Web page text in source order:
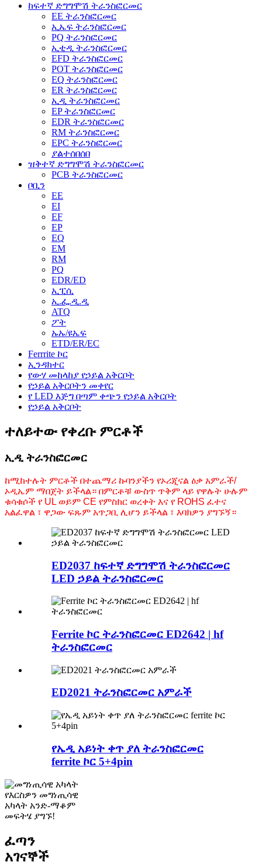
ከፍተኛ ድግግሞሽ ትራንስፎርመር
EE ትራንስፎርመር
ኢኤፍ ትራንስፎርመር
PQ ትራንስፎርመር
ኢቲዲ ትራንስፎርመር
EFD ትራንስፎርመር
POT ትራንስፎርመር
EQ ትራንስፎርመር
ER ትራንስፎርመር
ኢዲ ትራንስፎርመር
EP ትራንስፎርመር
EDR ትራንስፎርመር
RM ትራንስፎርመር
EPC ትራንስፎርመር
ያልተሰበሰበ
ዝቅተኛ ድግግሞሽ ትራንስፎርመር
PCB ትራንስፎርመር
ቦቢን
EE
EI
EF
EP
EQ
EM
RM
PQ
EDR/ED
ኢፒሲ
ኢ.ፌ.ዲ.ዲ
ATQ
ፖት
ኡኡ/ዩኤፍ
ETD/ER/EC
Ferrrite ኮር
ኢንዳክተር
የውሃ መከላከያ የኃይል አቅርቦት
የኃይል አቅርቦትን መቀየር
የ LED እጅግ በጣም ቀጭን የኃይል አቅርቦት
የኃይል አቅርቦት
ተለይተው የቀረቡ ምርቶች
ኢዲ ትራንስፎርመር
ከሚከተሉት ምርቶች በተጨማሪ ኩባንያችን የኦሪጂናል ዕቃ አምራች/
ኦዲኤም ማበጀት ይችላል። በምርቶቹ ውስጥ ጥቅም ላይ የዋሉት ሁሉም
ቁሳቁሶች የ UL ወይም CE የምስክር ወረቀት እና የ ROHS ፈተና
አልፈዋል ፣ ዋጋው ፍጹም አጥጋቢ ሊሆን ይችላል ፣ እባክዎን ያግኙኝ።
ED2037 ከፍተኛ ድግግሞሽ ትራንስፎርመር
LED ኃይል ትራንስፎርመር
Ferrite ኮር ትራንስፎርመር ED2642 | hf
ትራንስፎርመር
ED2021 ትራንስፎርመር አምራች
የኤዲ አይነት ቀጥ ያለ ትራንስፎርመር
ferrite ኮር 5+4pin
የእርስዎን መግነጢሳዊ
አካላት አንድ-ማቆም
መፍትሄ ያግኙ!
ፈጣን
አገናኞች